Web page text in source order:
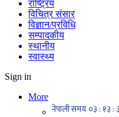
राष्ट्रिय
विचित्र संसार
विज्ञान/प्रविधि
सम्पादकीय
स्थानीय
स्वास्थ्य
Sign in
More